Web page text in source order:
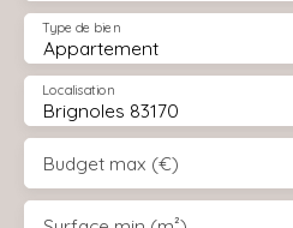
Appartement
Type de bien
Brignoles 83170
Localisation
Budget max (€)